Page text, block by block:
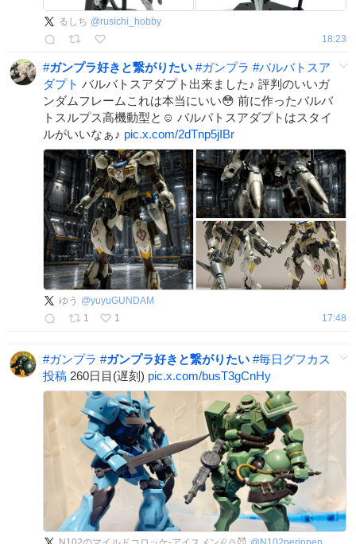
るしち @rusichi_hobby
18:23
#ガンプラ好きと繋がりたい #ガンプラ #バルバトスア
ダプト バルバトスアダプト出来ました♪ 評判のいいガ
ンダムフレームこれは本当にいい😳 前に作ったバルバ
トスルプス高機動型と☺️ バルバトスアダプトはスタイ
ルがいいなぁ♪ pic.x.com/2dTnp5jIBr
ゆう @yuyuGUNDAM
1
1 17:48
#ガンプラ #ガンプラ好きと繋がりたい #毎日グフカス
投稿 260日目(遅刻) pic.x.com/busT3gCnHy